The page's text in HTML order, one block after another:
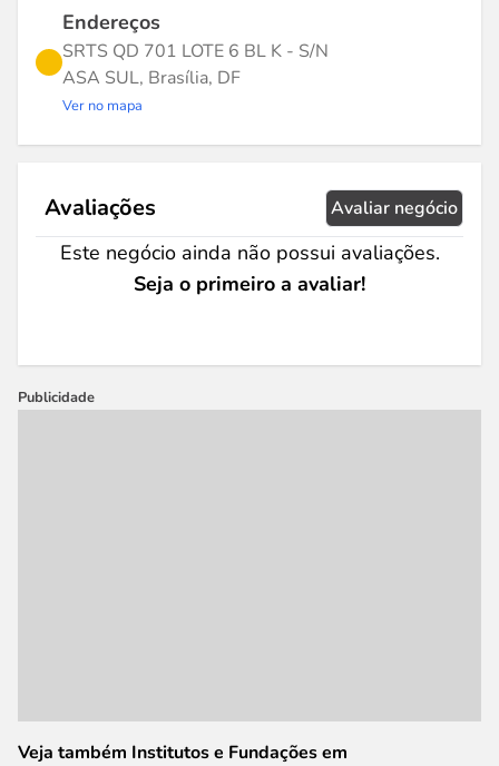
Endereços
SRTS QD 701 LOTE 6 BL K - S/N
ASA SUL, Brasília, DF
Ver no mapa
Avaliações Avaliar negócio
Este negócio ainda não possui avaliações.
Seja o primeiro a avaliar!
Publicidade
Veja também Institutos e Fundações em